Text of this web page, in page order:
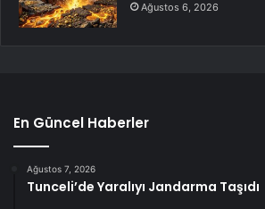
Ağustos 6, 2026
En Güncel Haberler
Ağustos 7, 2026
Tunceli’de Yaralıyı Jandarma Taşıdı